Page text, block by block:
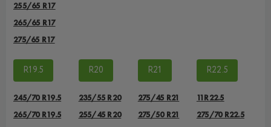
255/65 R17
265/65 R17
275/65 R17
R19.5
245/70 R19.5
265/70 R19.5
R20
235/55 R20
255/45 R20
R21
275/45 R21
275/50 R21
R22.5
11R22.5
275/70 R22.5